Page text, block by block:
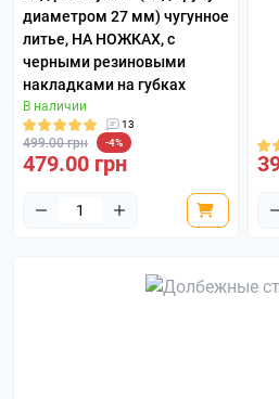
диаметром 27 мм) чугунное
литье, НА НОЖКАХ, с
черными резиновыми
накладками на губках
В наличии
13
499.00 грн -4%
479.00 грн